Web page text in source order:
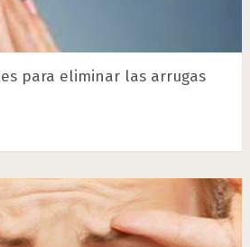
para eliminar las arrugas